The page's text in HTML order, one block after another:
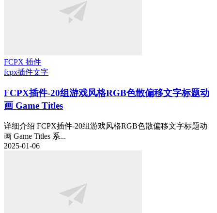
FCPX 插件
fcpx插件文字
FCPX插件-20组游戏风格RGB色散偏移文字标题动
画 Game Titles
详细介绍 FCPX插件-20组游戏风格RGB色散偏移文字标题动
画 Game Titles 系...
2025-01-06